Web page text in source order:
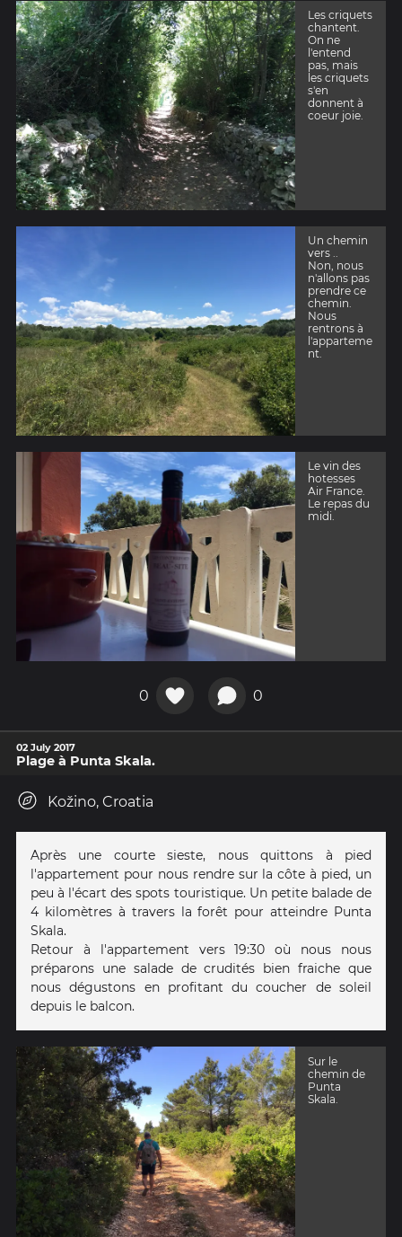
Les criquets
chantent.
On ne
l'entend
pas, mais
les criquets
s'en
donnent à
coeur joie.
Un chemin
vers ..
Non, nous
n'allons pas
prendre ce
chemin.
Nous
rentrons à
l'apparteme
nt.
Le vin des
hotesses
Air France.
Le repas du
midi.
0 0
02 July 2017
Plage à Punta Skala.
Kožino, Croatia
Après une courte sieste, nous quittons à pied
l'appartement pour nous rendre sur la côte à pied, un
peu à l'écart des spots touristique. Un petite balade de
4 kilomètres à travers la forêt pour atteindre Punta
Skala.
Retour à l'appartement vers 19:30 où nous nous
préparons une salade de crudités bien fraiche que
nous dégustons en profitant du coucher de soleil
depuis le balcon.
Sur le
chemin de
Punta
Skala.